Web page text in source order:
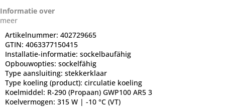
Informatie over
meer
Artikelnummer: 402729665
GTIN: 4063377150415
Installatie-informatie: sockelbaufähig
Opbouwopties: sockelfähig
Type aansluiting: stekkerklaar
Type koeling (product): circulatie koeling
Koelmiddel: R-290 (Propaan) GWP100 AR5 3
Koelvermogen: 315 W | -10 °C (VT)